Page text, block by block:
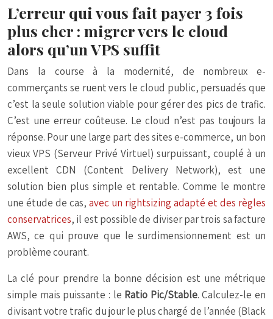
L’erreur qui vous fait payer 3 fois
plus cher : migrer vers le cloud
alors qu’un VPS suffit
Dans la course à la modernité, de nombreux e-
commerçants se ruent vers le cloud public, persuadés que
c’est la seule solution viable pour gérer des pics de trafic.
C’est une erreur coûteuse. Le cloud n’est pas toujours la
réponse. Pour une large part des sites e-commerce, un bon
vieux VPS (Serveur Privé Virtuel) surpuissant, couplé à un
excellent CDN (Content Delivery Network), est une
solution bien plus simple et rentable. Comme le montre
une étude de cas, avec un rightsizing adapté et des règles
conservatrices, il est possible de diviser par trois sa facture
AWS, ce qui prouve que le surdimensionnement est un
problème courant.
La clé pour prendre la bonne décision est une métrique
simple mais puissante : le Ratio Pic/Stable. Calculez-le en
divisant votre trafic du jour le plus chargé de l’année (Black